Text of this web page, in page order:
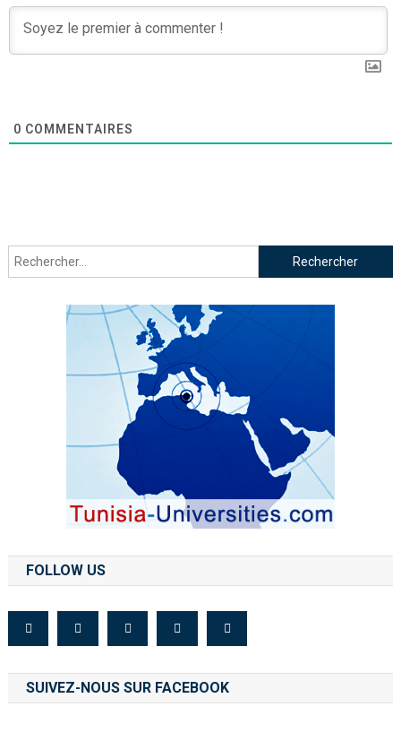
0 COMMENTAIRES
FOLLOW US
SUIVEZ-NOUS SUR FACEBOOK